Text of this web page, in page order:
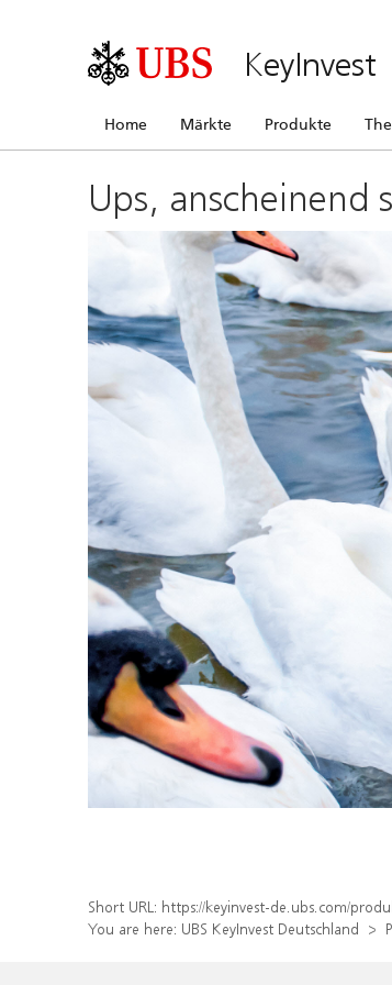
KeyInvest
Home Märkte Produkte
Ups, anscheinend
Short URL: https://keyinvest-de.ubs.com/
You are here: UBS KeyInvest Deutschland